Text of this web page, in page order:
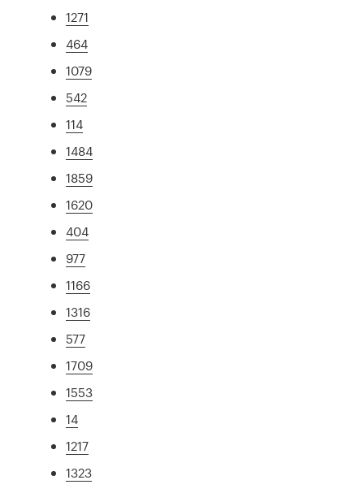
1271
464
1079
542
114
1484
1859
1620
404
977
1166
1316
577
1709
1553
14
1217
1323